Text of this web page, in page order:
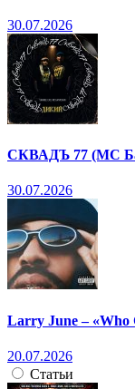
30.07.2026
СКВАДЪ 77 (МС
30.07.2026
Larry June – «Who
20.07.2026
Статьи